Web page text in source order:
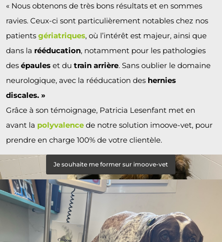
« Nous obtenons de très bons résultats et en sommes
ravies. Ceux-ci sont particulièrement notables chez nos
patientsgériatriques, où l’intérêt est majeur, ainsi que
dans la rééducation, notamment pour les pathologies
desépaules et dutrain arrière. Sans oublier le domaine
neurologique, avec la rééducation des hernies
discales. »
Grâce à son témoignage, Patricia Lesenfant met en
avant la polyvalence de notre solution imoove-vet, pour
prendre en charge 100% de votre clientèle.
Je souhaite me former sur imoove-vet